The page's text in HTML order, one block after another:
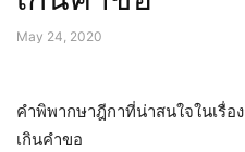
May 24, 2020
คำพิพากษาฎีกาที่น่าสนใจในเรื่อ
เกินคำขอ